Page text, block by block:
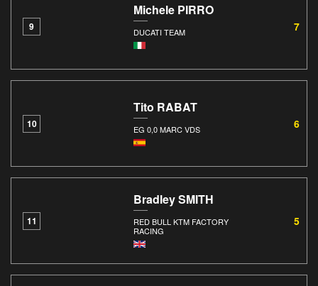
9
Michele PIRRO
DUCATI TEAM 7
10
Tito RABAT
EG 0,0 MARC VDS 6
11
Bradley SMITH
RED BULL KTM FACTORY
RACING
5